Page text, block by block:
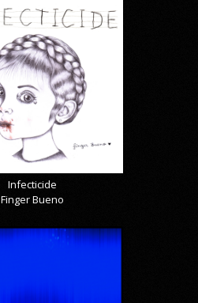
Infecticide
Finger Bueno